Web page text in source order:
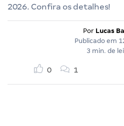
2026. Confira os detalhes!
Por Lucas
Publicado em
3 min. de
0 1